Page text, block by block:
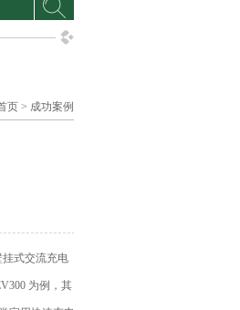
页 > 成功案例
式交流充电
为例，其